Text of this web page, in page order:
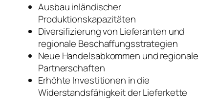
Ausbau inländischer
Produktionskapazitäten
Diversifizierung von Lieferanten und
regionale Beschaffungsstrategien
Neue Handelsabkommen und regionale
Partnerschaften
Erhöhte Investitionen in die
Widerstandsfähigkeit der Lieferkette